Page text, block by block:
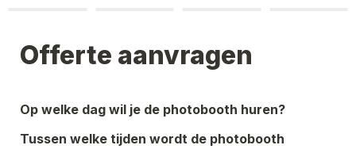
Offerte aanvragen
Op welke dag wil je de photobooth huren?
Tussen welke tijden wordt de photobooth